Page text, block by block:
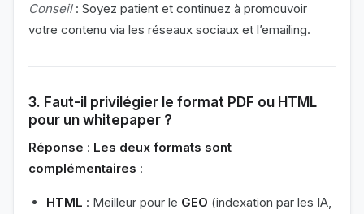
Conseil: Soyez patient et continuez à promouvoir
votre contenu via les réseaux sociaux et l’emailing.
3. Faut-il privilégier le format PDF ou HTML
pour un whitepaper ?
Réponse : Les deux formats sont
complémentaires :
HTML : Meilleur pour le GEO (indexation par les IA,